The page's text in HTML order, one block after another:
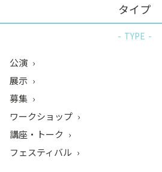
タイプ
TYPE
公演
展示
募集
ワークショップ
講座・トーク
フェスティバル